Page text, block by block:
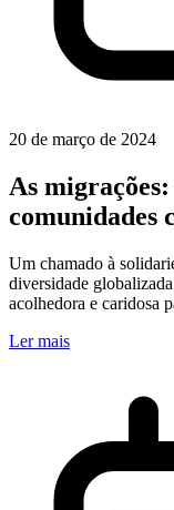
20 de março de 2024
As
comunidades
Um chamado à
diversidade
acolhedora e caridosa
Ler mais